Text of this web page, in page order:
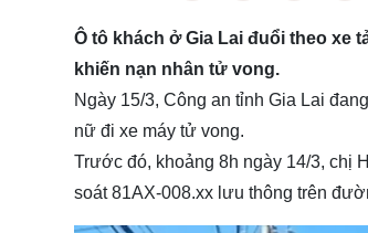
Ô tô khách ở Gia Lai đuổi theo xe
khiến nạn nhân tử vong.
Ngày 15/3, Công an tỉnh Gia Lai
nữ đi xe máy tử vong.
Trước đó, khoảng 8h ngày 14/3, chị
soát 81AX-008.xx lưu thông trên